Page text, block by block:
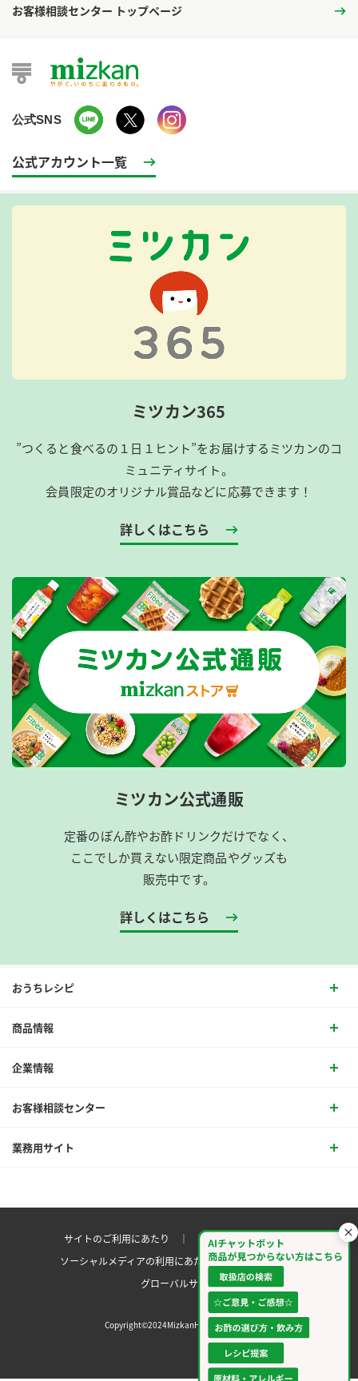
お客様相談センター トップページ
公式SNS
公式アカウント一覧
ミツカン365
”つくると食べるの１日１ヒント”をお届けするミツカンのコ
ミュニティサイト。
会員限定のオリジナル賞品などに応募できます！
詳しくはこちら
ミツカン公式通販
定番のぽん酢やお酢ドリンクだけでなく、
ここでしか買えない限定商品やグッズも
販売中です。
詳しくはこちら
おうちレシピ
商品情報
企業情報
お客様相談センター
業務用サイト
サイトのご利用にあたり ｜ プライバシーポリシー
ソーシャルメディアの利用にあたりサイトマップ ｜
グローバルサイト
Copyright©2024MizkanHoldingsCo.Ltd.